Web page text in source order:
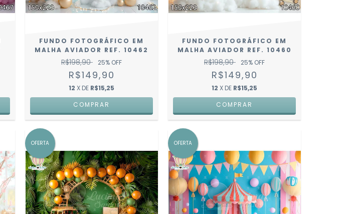
FUNDO FOTOGRÁFICO EM
MALHA AVIADOR REF. 10462
R$198,90 25% OFF
R$149,90
12 X DE R$15,25
COMPRAR
FUNDO FOTOGRÁFICO EM
MALHA AVIADOR REF. 10460
R$198,90 25% OFF
R$149,90
12 X DE R$15,25
COMPRAR
OFERTA OFERTA